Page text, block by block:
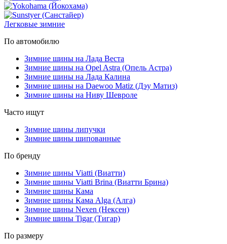
Легковые зимние
По автомобилю
Зимние шины на Лада Веста
Зимние шины на Opel Astra (Опель Астра)
Зимние шины на Лада Калина
Зимние шины на Daewoo Matiz (Дэу Матиз)
Зимние шины на Ниву Шевроле
Часто ищут
Зимние шины липучки
Зимние шины шипованные
По бренду
Зимние шины Viatti (Виатти)
Зимние шины Viatti Brina (Виатти Брина)
Зимние шины Кама
Зимние шины Кама Alga (Алга)
Зимние шины Nexen (Нексен)
Зимние шины Tigar (Тигар)
По размеру